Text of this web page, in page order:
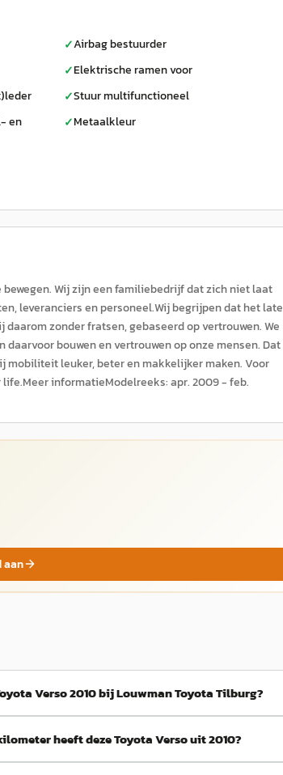
✓Airbag bestuurder
✓Elektrische ramen voor
✓Stuur multifunctioneel
en
✓Metaalkleur
Wij zijn een familiebedrijf dat zich niet laat
leveranciers en personeel.Wij begrijpen dat het
zonder fratsen, gebaseerd op vertrouwen. We
bouwen en vertrouwen op onze mensen. Dat
mobiliteit leuker, beter en makkelijker maken. Voor
informatieModelreeks: apr. 2009 - feb.
aan
Verso 2010 bij Louwman Toyota Tilburg?
heeft deze Toyota Verso uit 2010?